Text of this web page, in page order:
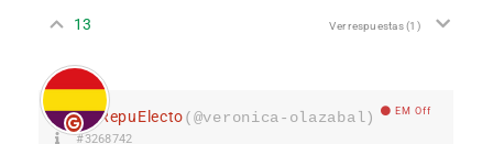
13 Ver respuestas(1)
RepuElecto(@veronica-olazabal) EM Off
#3268742